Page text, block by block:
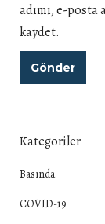
adımı, e-posta
kaydet.
Gönder
Kategoriler
Basında
COVID-19